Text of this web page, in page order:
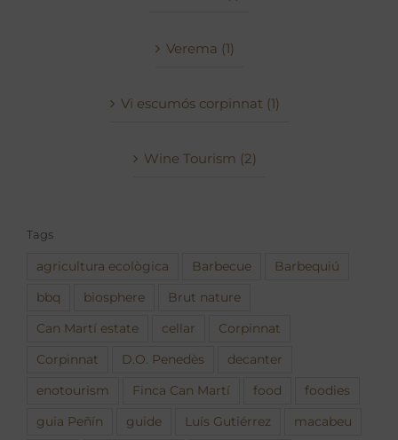
Verema (1)
Vi escumós corpinnat (1)
Wine Tourism (2)
Tags
agricultura ecològica Barbecue Barbequiú
bbq biosphere Brut nature
Can Martí estate cellar Corpinnat
Corpinnat D.O. Penedès decanter
enotourism Finca Can Martí food foodies
guia Peñín guide Luís Gutiérrez macabeu